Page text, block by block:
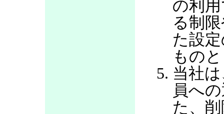
の利
る制
た設
もの
当社
員へ
た、